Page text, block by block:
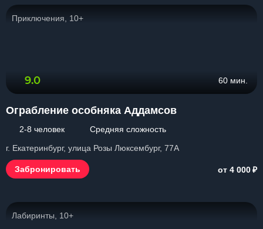
Приключения, 10+
9.0 60 мин.
Ограбление особняка Аддамсов
2-8 человек
Средняя сложность
г. Екатеринбург, улица Розы Люксембург, 77А
Забронировать от 4 000₽
Лабиринты, 10+